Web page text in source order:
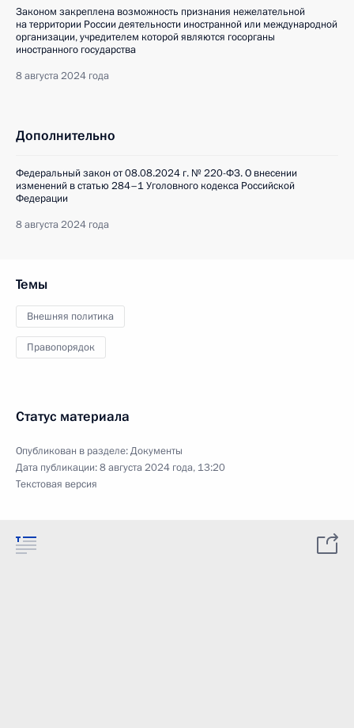
Законом закреплена возможность признания нежелательной
на территории России деятельности иностранной или международной
организации, учредителем которой являются госорганы
иностранного государства
8 августа 2024 года
Дополнительно
Федеральный закон от 08.08.2024 г. № 220-ФЗ. О внесении
изменений в статью 284–1 Уголовного кодекса Российской
Федерации
8 августа 2024 года
Темы
Внешняя политика
Правопорядок
Статус материала
Опубликован в разделе:Документы
Дата публикации:8 августа 2024 года, 13:20
Текстовая версия